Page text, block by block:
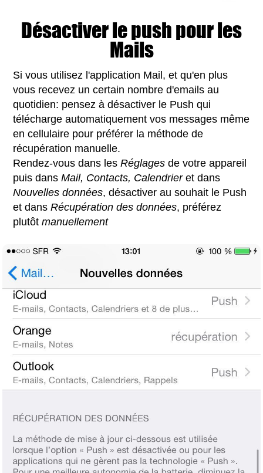
Désactiver le push pour les
Mails
Si vous utilisez l'application Mail, et qu'en plus
vous recevez un certain nombre d'emails au
quotidien: pensez à désactiver le Push qui
télécharge automatiquement vos messages même
en cellulaire pour préférer la méthode de
récupération manuelle.
Rendez-vous dans lesRéglages de votre appareil
puis dansMail, Contacts, Calendrieret dans
Nouvelles données, désactiver au souhait le Push
et dansRécupération des données, préférez
plutôtmanuellement